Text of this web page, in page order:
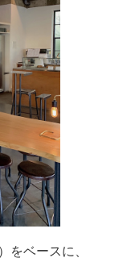
ベースに、